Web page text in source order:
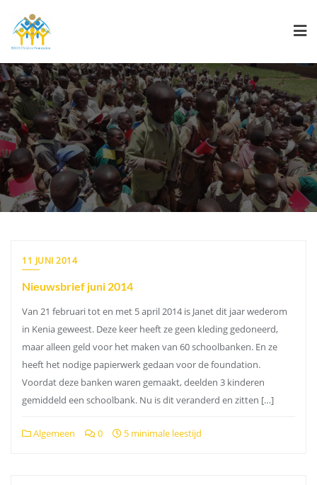
naar
inhoud
Nieuws
11 JUNI 2014
Nieuwsbrief juni 2014
Van 21 februari tot en met 5 april 2014 is Janet dit jaar wederom
in Kenia geweest. Deze keer heeft ze geen kleding gedoneerd,
maar alleen geld voor het maken van 60 schoolbanken. En ze
heeft het nodige papierwerk gedaan voor de foundation.
Voordat deze banken waren gemaakt, deelden 3 kinderen
gemiddeld een schoolbank. Nu is dit veranderd en zitten […]
Algemeen 0 5 minimale leestijd